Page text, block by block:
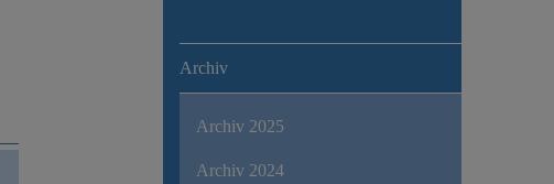
Archiv
Archiv 2025
Archiv 2024